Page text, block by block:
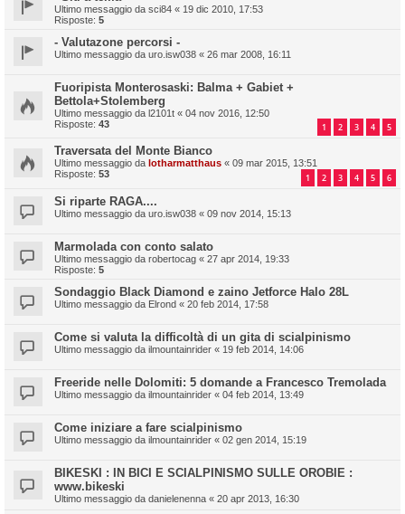
Ultimo messaggio da sci84 « 19 dic 2010, 17:53
Risposte: 5
- Valutazone percorsi -
Ultimo messaggio da uro.isw038 « 26 mar 2008, 16:11
Fuoripista Monterosaski: Balma + Gabiet +
Bettola+Stolemberg
Ultimo messaggio da l2101t « 04 nov 2016, 12:50
Risposte: 43 1 2 3 4 5
Traversata del Monte Bianco
Ultimo messaggio da lotharmatthaus « 09 mar 2015, 13:51
Risposte: 53 1 2 3 4 5 6
Si riparte RAGA....
Ultimo messaggio da uro.isw038 « 09 nov 2014, 15:13
Marmolada con conto salato
Ultimo messaggio da robertocag « 27 apr 2014, 19:33
Risposte: 5
Sondaggio Black Diamond e zaino Jetforce Halo 28L
Ultimo messaggio da Elrond « 20 feb 2014, 17:58
Come si valuta la difficoltà di un gita di scialpinismo
Ultimo messaggio da ilmountainrider « 19 feb 2014, 14:06
Freeride nelle Dolomiti: 5 domande a Francesco Tremolada
Ultimo messaggio da ilmountainrider « 04 feb 2014, 13:49
Come iniziare a fare scialpinismo
Ultimo messaggio da ilmountainrider « 02 gen 2014, 15:19
BIKESKI : IN BICI E SCIALPINISMO SULLE OROBIE :
www.bikeski
Ultimo messaggio da danielenenna « 20 apr 2013, 16:30